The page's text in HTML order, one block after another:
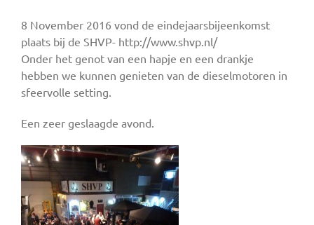
8 November 2016 vond de eindejaarsbijeenkomst
plaats bij de SHVP- http://www.shvp.nl/
Onder het genot van een hapje en een drankje
hebben we kunnen genieten van de dieselmotoren in
sfeervolle setting.
Een zeer geslaagde avond.